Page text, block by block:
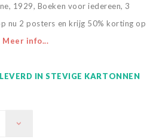
1929, Boeken voor iedereen, 3
nu 2 posters en krijg 50% korting op
Meer info...
IN STEVIGE KARTONNEN